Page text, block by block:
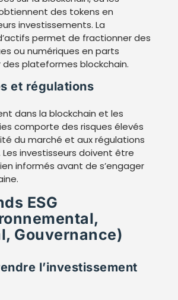
des tokens en
investissements. La
permet de fractionner des
ou numériques en parts
des plateformes blockchain.
et régulations
dans la blockchain et les
comporte des risques élevés
du marché et aux régulations
investisseurs doivent être
informés avant de s’engager
ESG
Gouvernance)
l’investissement